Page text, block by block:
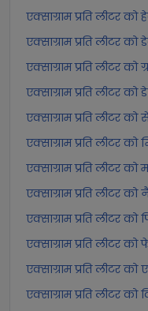
एक्साग्राम प्रति लीटर को
एक्साग्राम प्रति लीटर को
एक्साग्राम प्रति लीटर को
एक्साग्राम प्रति लीटर को
एक्साग्राम प्रति लीटर को
एक्साग्राम प्रति लीटर को
एक्साग्राम प्रति लीटर को
एक्साग्राम प्रति लीटर को
एक्साग्राम प्रति लीटर को
एक्साग्राम प्रति लीटर को
एक्साग्राम प्रति लीटर को
एक्साग्राम प्रति लीटर को